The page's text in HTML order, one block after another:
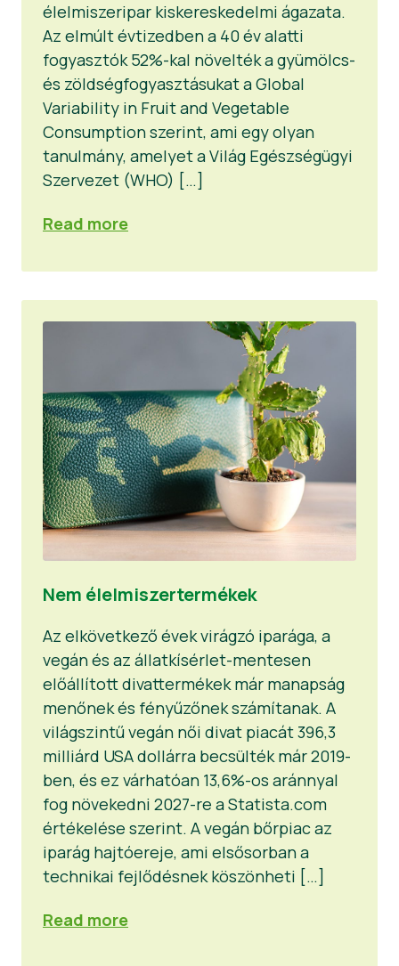
élelmiszeripar kiskereskedelmi ágazata.
Az elmúlt évtizedben a 40 év alatti
fogyasztók 52%-kal növelték a gyümölcs-
és zöldségfogyasztásukat a Global
Variability in Fruit and Vegetable
Consumption szerint, ami egy olyan
tanulmány, amelyet a Világ Egészségügyi
Szervezet (WHO) […]
Read more
Nem élelmiszertermékek
Az elkövetkező évek virágzó iparága, a
vegán és az állatkísérlet-mentesen
előállított divattermékek már manapság
menőnek és fényűzőnek számítanak. A
világszintű vegán női divat piacát 396,3
milliárd USA dollárra becsülték már 2019-
ben, és ez várhatóan 13,6%-os aránnyal
fog növekedni 2027-re a Statista.com
értékelése szerint. A vegán bőrpiac az
iparág hajtóereje, ami elsősorban a
technikai fejlődésnek köszönheti […]
Read more